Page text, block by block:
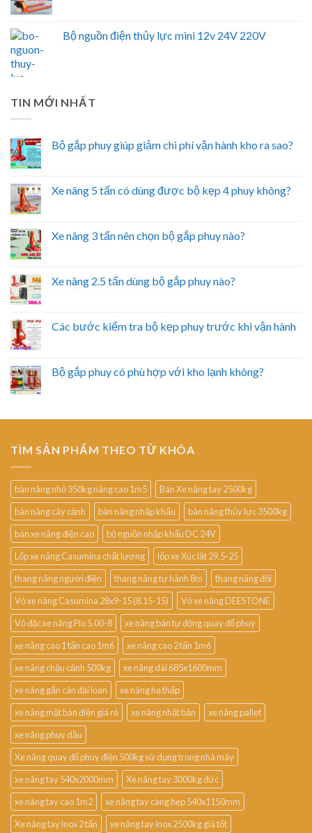
Bộ nguồn điện thủy lực mini 12v 24V 220V
TIN MỚI NHẤT
Bộ gắp phuy giúp giảm chi phí vận hành kho ra sao?
Xe nâng 5 tấn có dùng được bộ kẹp 4 phuy không?
Xe nâng 3 tấn nên chọn bộ gắp phuy nào?
Xe nâng 2.5 tấn dùng bộ gắp phuy nào?
Các bước kiểm tra bộ kẹp phuy trước khi vận hành
Bộ gắp phuy có phù hợp với kho lạnh không?
TÌM SẢN PHẨM THEO TỪ KHÓA
bàn nâng nhỏ 350kg nâng cao 1m5
Bán Xe nâng tay 2500kg
bàn nâng cây cảnh
bàn nâng nhập khẩu
bàn nâng thủy lực 3500kg
bán xe nâng điện cao
bộ nguồn nhập khẩu DC 24V
Lốp xe nâng Casumina chất lượng
lốp xe Xúc lật 29.5-25
thang nâng người điện
thang nâng tự hành 8m
thang nâng đôi
Vỏ xe nâng Casumina 28x9-15 (8.15-15)
Vỏ xe nâng DEESTONE
Vỏ đặc xe nâng Pio 5.00-8
xe nâng bán tự động quay đổ phuy
xe nâng cao 1 tấn cao 1m6
xe nâng cao 2 tấn 1m6
xe nâng chậu cảnh 500kg
xe nâng dài 685x1600mm
xe nâng gắn cân đài loan
xe nâng hạ thấp
xe nâng mặt bàn điện giá rẻ
xe nâng nhật bản
xe nâng pallet
xe nâng phuy dầu
Xe nâng quay đổ phuy điện 500kg sử dụng trong nhà máy
xe nâng tay 540x2000mm
Xe nâng tay 3000kg đức
xe nâng tay cao 1m2
xe nâng tay càng hẹp 540x1150mm
Xe nâng tay inox 2 tấn
xe nâng tay inox 2500kg giá tốt